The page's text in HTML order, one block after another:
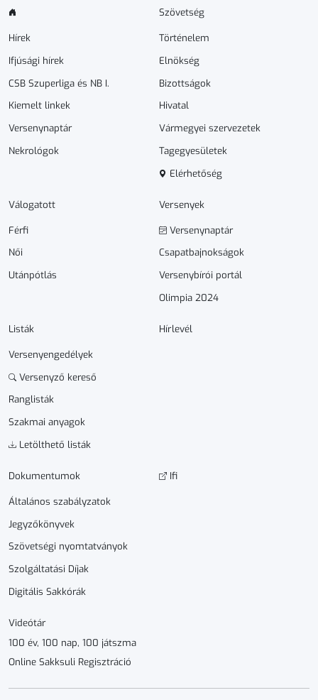
Hírek
Ifjúsági hírek
CSB Szuperliga és NB I.
Kiemelt linkek
Versenynaptár
Nekrológok
Szövetség
Történelem
Elnökség
Bizottságok
Hivatal
Vármegyei szervezetek
Tagegyesületek
Elérhetőség
Válogatott
Férfi
Női
Utánpótlás
Versenyek
Versenynaptár
Csapatbajnokságok
Versenybírói portál
Olimpia 2024
Listák
Versenyengedélyek
Versenyző kereső
Ranglisták
Szakmai anyagok
Letölthető listák
Hírlevél
Dokumen­­tumok
Általános szabályzatok
Jegyzőkönyvek
Szövetségi nyomtatványok
Szolgáltatási Díjak
Digitális Sakkórák
Ifi
Videótár
100 év, 100 nap, 100 játszma
Online Sakksuli Regisztráció